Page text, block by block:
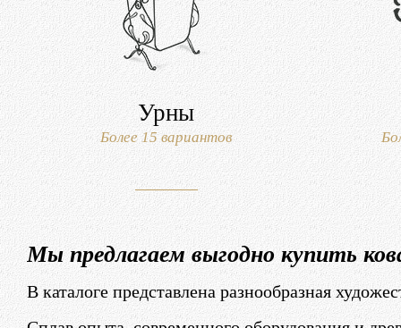
Урны
Более 15 вариантов
Мы предлагаем выгодно купить
В каталоге представлена разнообразная